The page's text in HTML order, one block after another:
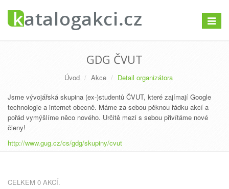
GDG ČVUT
Úvod Akce
Detail organizátora
Jsme vývojářská skupina (ex-)studentů ČVUT, které zajímají Google
technologie a internet obecně. Máme za sebou pěknou řádku akcí a
pořád vymýšlíme něco nového. Určitě mezi s sebou přivítáme nové
členy!
http://www.gug.cz/cs/gdg/skupiny/cvut
CELKEM 0 AKCÍ.